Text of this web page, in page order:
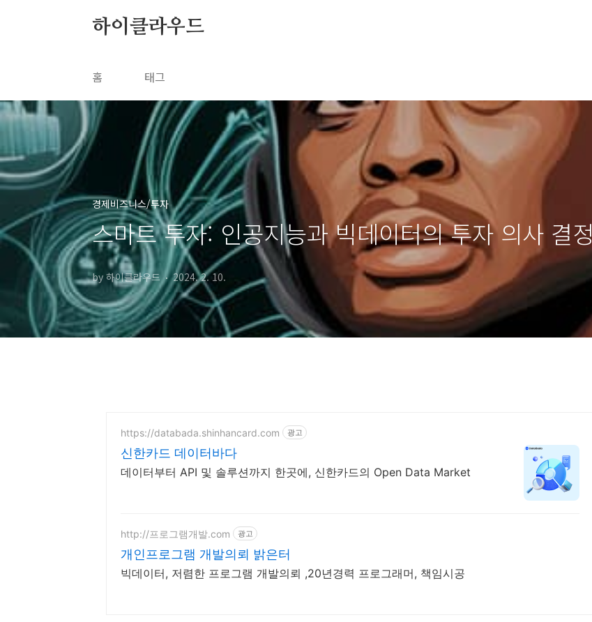
하이클라우드
홈 태그
경제비즈니스/투자
스마트 투자: 인공지능과 빅데이터의 투자 의사 결정
by 하이클라우드 2024. 2. 10.
https://databada.shinhancard.com 광고
신한카드 데이터바다
데이터부터 API 및 솔루션까지 한곳에, 신한카드의 Open Data Market
http://프로그램개발.com 광고
개인프로그램 개발의뢰 밝은터
빅데이터, 저렴한 프로그램 개발의뢰 ,20년경력 프로그래머, 책임시공